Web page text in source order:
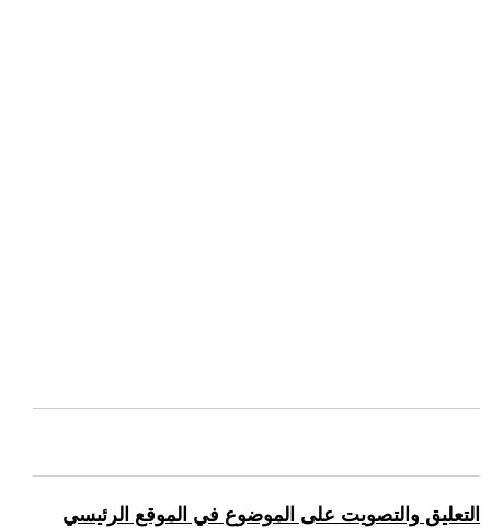
التعليق والتصويت على الموضوع في الموقع الرئيسي